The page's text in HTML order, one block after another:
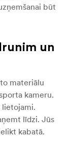
būt
un
materiālu
kameru.
līdzi. Jūs
kabatā.